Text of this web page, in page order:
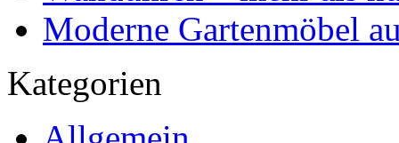
Moderne Gartenmöbel
Kategorien